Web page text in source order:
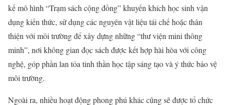
kế mô hình “Trạm sách cộng đồng” khuyến khích học sinh vận
dụng kiến thức, sử dụng các nguyên vật liệu tái chế hoặc thân
thiện với môi trường để xây dựng những “thư viện mini thông
minh”, nơi không gian đọc sách được kết hợp hài hòa với công
nghệ, góp phần lan tỏa tinh thần học tập sáng tạo và ý thức bảo vệ
môi trường.
Ngoài ra, nhiều hoạt động phong phú khác cũng sẽ được tổ chức